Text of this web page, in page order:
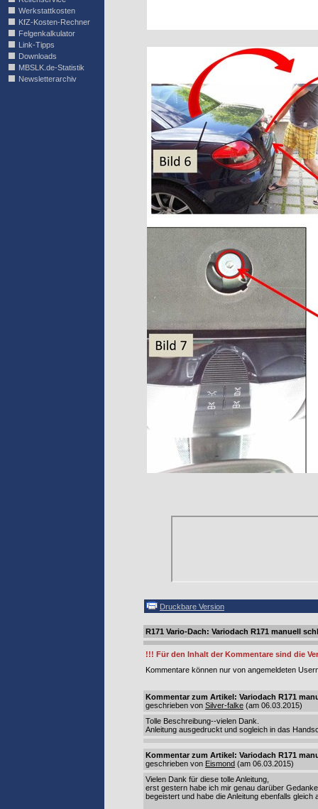
Werkstattkosten
KfZ-Kosten-Rechner
Felgenkalkulator
Link-Tipps
Downloads
MBSLK.de-Statistik
Newsletterarchiv
Druckbare Version
R171 Vario-Dach: Variodach R171 manuell
!!! Für den Inhalt der Kommentare sind die
Kommentare können nur von angemeldeten
Kommentar zum Artikel: Variodach R171
geschrieben von Silver-falke (am 06.03.2015)
Tolle Beschreibung--vielen Dank.
Anleitung ausgedruckt und sogleich in das
Kommentar zum Artikel: Variodach R171
geschrieben von Eismond (am 06.03.2015)
Vielen Dank für diese tolle Anleitung,
erst gestern habe ich mir genau darüber
begeistert und habe die Anleitung ebenfalls gleich